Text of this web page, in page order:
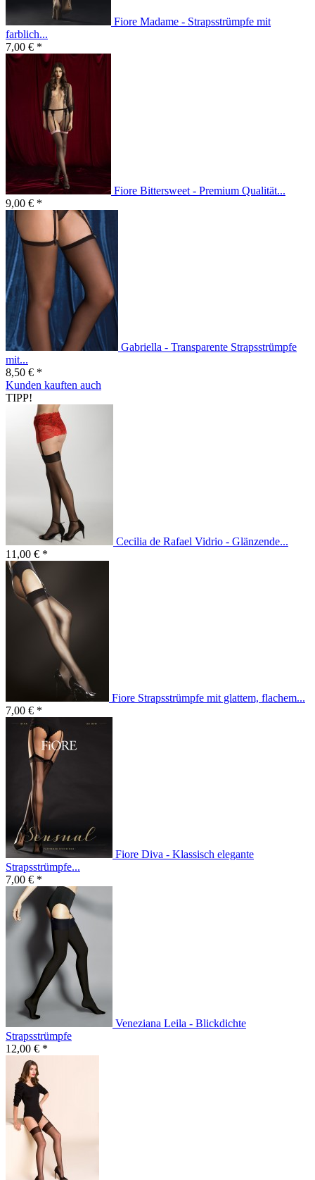
Fiore Madame - Strapsstrümpfe mit
farblich...
7,00 € *
Fiore Bittersweet - Premium Qualität...
9,00 € *
Gabriella - Transparente Strapsstrümpfe
mit...
8,50 € *
Kunden kauften auch
TIPP!
Cecilia de Rafael Vidrio - Glänzende...
11,00 € *
Fiore Strapsstrümpfe mit glattem, flachem...
7,00 € *
Fiore Diva - Klassisch elegante
Strapsstrümpfe...
7,00 € *
Veneziana Leila - Blickdichte
Strapsstrümpfe
12,00 € *